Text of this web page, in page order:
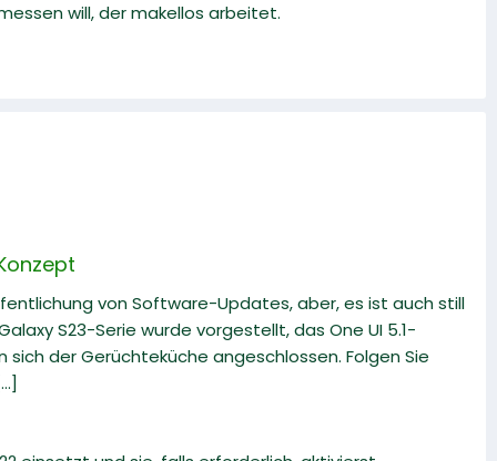
will, der makellos arbeitet.
von Software-Updates, aber, es ist auch still
S23-Serie wurde vorgestellt, das One UI 5.1-
der Gerüchteküche angeschlossen. Folgen Sie